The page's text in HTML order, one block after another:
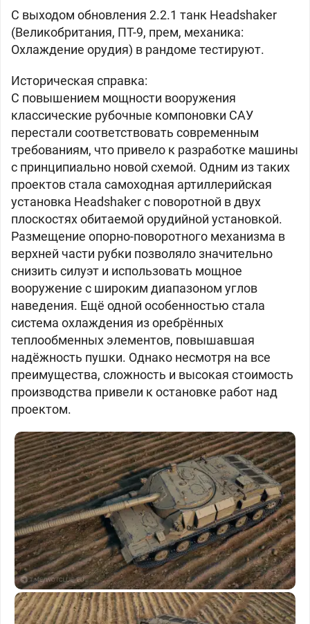
С выходом обновления 2.2.1 танк Headshaker
(Великобритания, ПТ-9, прем, механика:
Охлаждение орудия) в рандоме тестируют.
Историческая справка:
С повышением мощности вооружения
классические рубочные компоновки САУ
перестали соответствовать современным
требованиям, что привело к разработке машины
с принципиально новой схемой. Одним из таких
проектов стала самоходная артиллерийская
установка Headshaker с поворотной в двух
плоскостях обитаемой орудийной установкой.
Размещение опорно-поворотного механизма в
верхней части рубки позволяло значительно
снизить силуэт и использовать мощное
вооружение с широким диапазоном углов
наведения. Ещё одной особенностью стала
система охлаждения из оребрённых
теплообменных элементов, повышавшая
надёжность пушки. Однако несмотря на все
преимущества, сложность и высокая стоимость
производства привели к остановке работ над
проектом.